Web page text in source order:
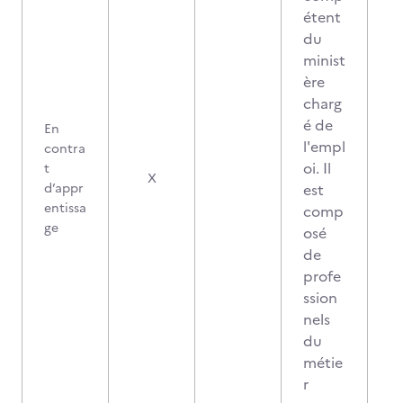
En
contra
t
d’appr
entissa
ge
X
étent
du
minist
ère
charg
é de
l'empl
oi. Il
est
comp
osé
de
profe
ssion
nels
du
métie
r